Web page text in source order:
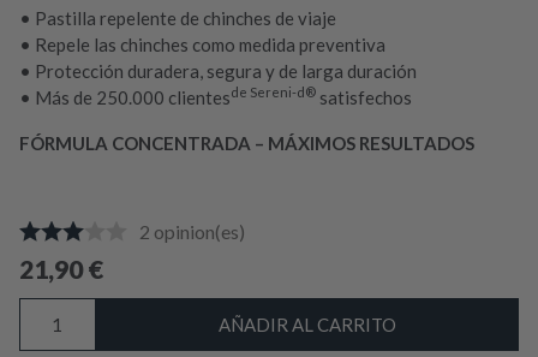
• Pastilla repelente de chinches de viaje
• Repele las chinches como medida preventiva
• Protección duradera, segura y de larga duración
• Más de 250.000 clientesde Sereni-d® satisfechos
FÓRMULA CONCENTRADA – MÁXIMOS RESULTADOS
2 opinion(es)
21,90€
AÑADIR AL CARRITO